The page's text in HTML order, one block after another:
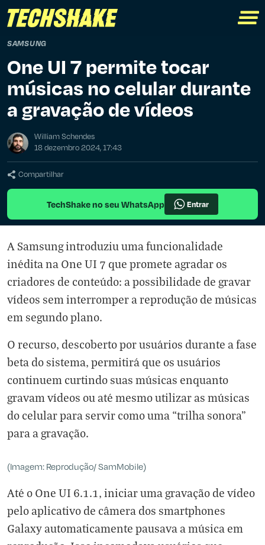
SAMSUNG
One UI 7 permite tocar
músicas no celular durante
a gravação de vídeos
William Schendes
18 dezembro 2024, 17:43
Compartilhar
TechShake no seu WhatsApp Entrar
A Samsung introduziu uma funcionalidade
inédita na One UI 7 que promete agradar os
criadores de conteúdo: a possibilidade de gravar
vídeos sem interromper a reprodução de músicas
em segundo plano.
O recurso, descoberto por usuários durante a fase
beta do sistema, permitirá que os usuários
continuem curtindo suas músicas enquanto
gravam vídeos ou até mesmo utilizar as músicas
do celular para servir como uma “trilha sonora”
para a gravação.
(Imagem: Reprodução/ SamMobile)
Até o One UI 6.1.1, iniciar uma gravação de vídeo
pelo aplicativo de câmera dos smartphones
Galaxy automaticamente pausava a música em